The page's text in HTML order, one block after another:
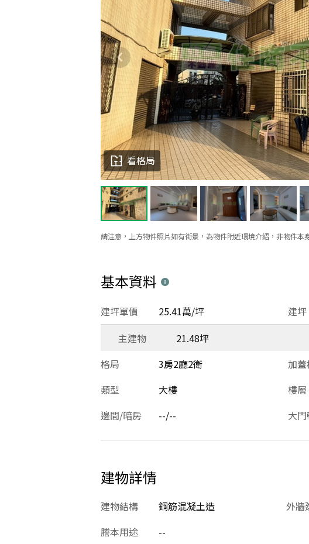
請注意，上方物件照片如有街景，為物件附近環境介紹，非物件本
看格局
基本資料
建坪
建坪單價 25.41萬/坪
主建物
21.48坪
格局
3房2廳2衛 加
類型
大樓 樓層
邊間/暗房
--/-- 大
建物詳情
建物結構 鋼筋混凝土造 外牆
謄本用途
--